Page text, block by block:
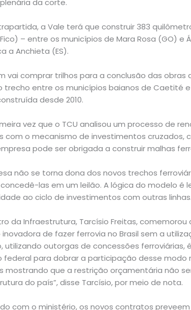
da corte.
a Vale terá que construir 383
– entre os municípios de Mara Rosa (GO) e
a Anchieta (ES).
vai comprar trilhos para a conclusão das
trecho entre os municípios baianos de Caetité
desde 2010.
vez que o TCU analisou um processo de
com o mecanismo de investimentos cruzados,
pode ser obrigada a construir malhas
não se torna dona dos novos trechos
las em um leilão. A lógica do modelo é
ao ciclo de investimentos com outras linhas.
da Infraestrutura, Tarcísio Freitas, comemorou
de fazer ferrovia no Brasil sem a
utilizando outorgas de concessões ferroviárias,
federal para dobrar a participação desse modo
mostrando que a restrição orçamentária não
do país”, disse Tarcísio, por meio de nota.
com o ministério, os novos contratos